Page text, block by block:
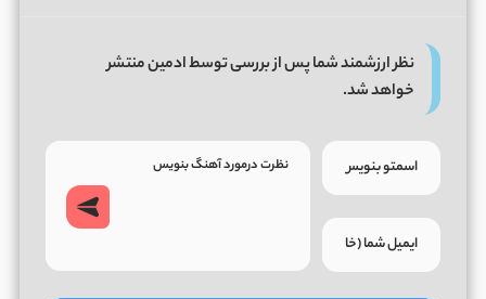
نظر ارزشمند شما پس از بررسی توسط ادمین منتشر
خواهد شد.